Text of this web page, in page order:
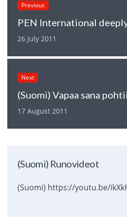
Previous
26 July 2011
Next
(Suomi) Vapaa sana
17 August 2011
(Suomi) Runovideot
(Suomi) https://youtu.be/